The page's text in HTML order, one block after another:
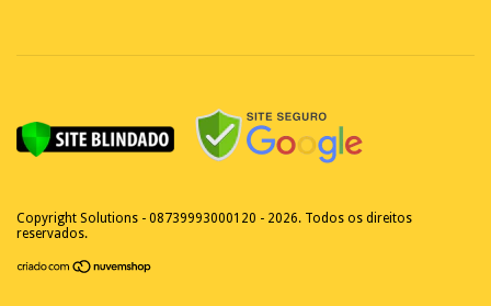
Copyright Solutions - 08739993000120 - 2026. Todos os direitos
reservados.